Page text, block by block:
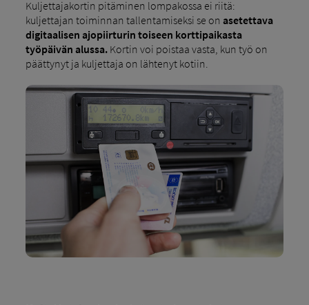
Kuljettajakortin pitäminen lompakossa ei riitä:
kuljettajan toiminnan tallentamiseksi se on asetettava
digitaalisen ajopiirturin toiseen korttipaikasta
työpäivän alussa.Kortin voi poistaa vasta, kun työ on
päättynyt ja kuljettaja on lähtenyt kotiin.